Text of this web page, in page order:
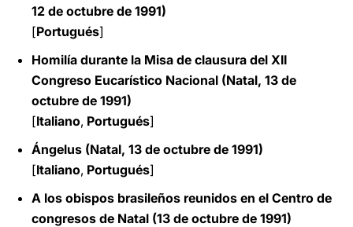
12 de octubre de 1991)
[Portugués]
Homilía durante la Misa de clausura del XII
Congreso Eucarístico Nacional (Natal, 13 de
octubre de 1991)
[Italiano, Portugués]
Ángelus (Natal, 13 de octubre de 1991)
[Italiano, Portugués]
A los obispos brasileños reunidos en el Centro de
congresos de Natal (13 de octubre de 1991)